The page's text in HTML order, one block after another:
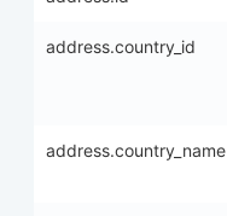
address.country_id
address.country_name